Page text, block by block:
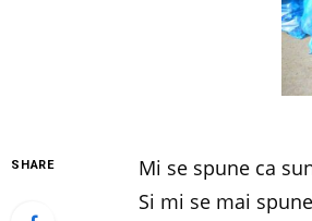
SHARE
Mi se spune ca
Si mi se mai